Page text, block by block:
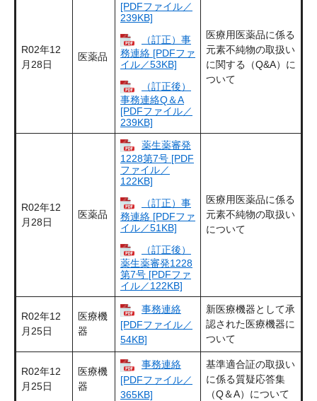
R02年12
月28日
医薬品
[PDFファイル／
239KB]
（訂正）事
務連絡 [PDFファ
イル／53KB]
（訂正後）
事務連絡Q＆A
[PDFファイル／
239KB]
医療用医薬品に係る
元素不純物の取扱い
に関する（Q&A）に
ついて
R02年12
月28日
医薬品
薬生薬審発
1228第7号 [PDF
ファイル／
122KB]
（訂正）事
務連絡 [PDFファ
イル／51KB]
（訂正後）
薬生薬審発1228
第7号 [PDFファ
イル／122KB]
医療用医薬品に係る
元素不純物の取扱い
について
R02年12
月25日
医療機
器
事務連絡
[PDFファイル／
54KB]
新医療機器として承
認された医療機器に
ついて
R02年12
月25日
医療機
器
事務連絡
[PDFファイル／
365KB]
基準適合証の取扱い
に係る質疑応答集
（Q＆A）について